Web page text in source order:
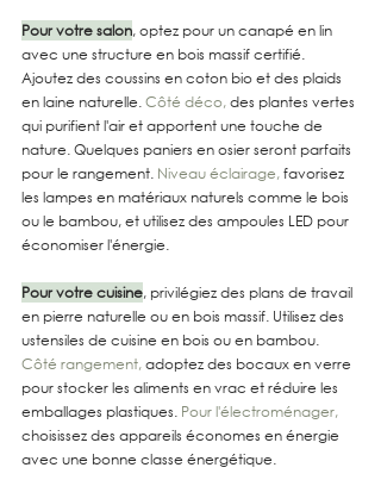
Pour votre salon, optez pour un canapé en lin
avec une structure en bois massif certifié.
Ajoutez des coussins en coton bio et des plaids
en laine naturelle. Côté déco, des plantes vertes
qui purifient l'air et apportent une touche de
nature. Quelques paniers en osier seront parfaits
pour le rangement. Niveau éclairage, favorisez
les lampes en matériaux naturels comme le bois
ou le bambou, et utilisez des ampoules LED pour
économiser l'énergie.
Pour votre cuisine, privilégiez des plans de travail
en pierre naturelle ou en bois massif. Utilisez des
ustensiles de cuisine en bois ou en bambou.
Côté rangement, adoptez des bocaux en verre
pour stocker les aliments en vrac et réduire les
emballages plastiques. Pour l'électroménager,
choisissez des appareils économes en énergie
avec une bonne classe énergétique.